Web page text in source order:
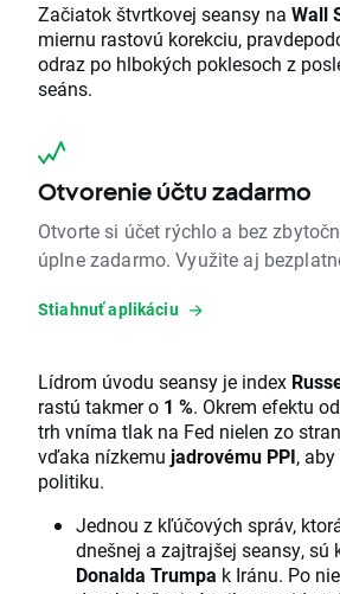
Začiatok štvrtkovej seansy na Wall
miernu rastovú korekciu,
odraz po hlbokých poklesoch z
seáns.
Otvorenie účtu zadarmo
Otvorte si účet rýchlo a bez
úplne zadarmo. Využite aj
Stiahnuť aplikáciu
Lídrom úvodu seansy je index
rastú takmer o 1 %. Okrem efektu
trh vníma tlak na Fed nielen zo
vďaka nízkemu jadrovému PPI,
politiku.
Jednou z kľúčových správ,
dnešnej a zajtrajšej seansy, sú
Donalda Trumpa k Iránu. Po